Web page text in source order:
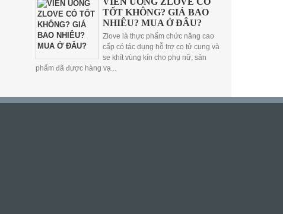
TỐT KHÔNG? GIÁ BAO
NHIÊU? MUA Ở ĐÂU?
Zlove là thực phẩm chức năng cao
cấp có tác dụng hỗ trợ co tử cung và
se khít vùng kín cho phụ nữ, sản
phẩm đã được hàng vạ...